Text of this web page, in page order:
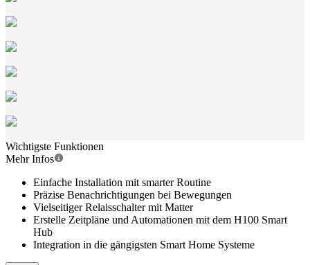
Wichtigste Funktionen
Mehr Infos
Einfache Installation mit smarter Routine
Präzise Benachrichtigungen bei Bewegungen
Vielseitiger Relaisschalter mit Matter
Erstelle Zeitpläne und Automationen mit dem H100 Smart
Hub
Integration in die gängigsten Smart Home Systeme